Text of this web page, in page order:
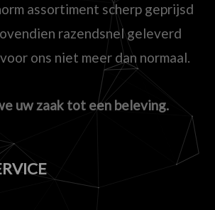
assortiment scherp geprijsd
razendsnel geleverd
ons niet meer dan normaal.
uw zaak tot een beleving.